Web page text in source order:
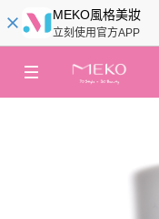
MEKO風格美妝
立刻使用官方APP